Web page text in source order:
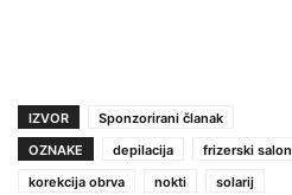
IZVOR
Sponzorirani članak
OZNAKE
depilacija frizerski salon
korekcija obrva
nokti solarij